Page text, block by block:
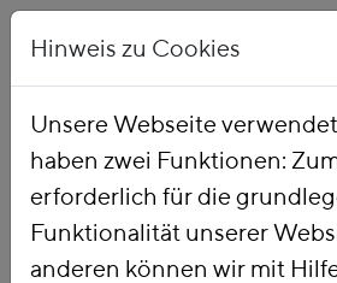
Startseite Publikationen
Hinweis zu Cookies
Unsere Webseite
haben zwei Funktionen:
erforderlich für die
Funktionalität unserer
anderen können wir mit